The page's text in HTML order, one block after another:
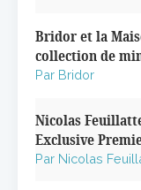
Bridor et la
collection de
Par Bridor
Nicolas
Exclusive
Par Nicolas